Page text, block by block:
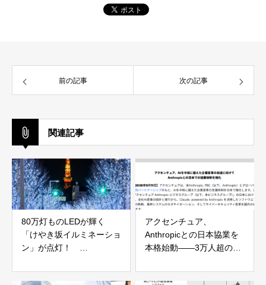
前の記事 次の記事
関連記事
80万灯ものLEDが輝く
「けやき坂イルミネーショ
ン」が点灯！
Christmas 2023』開催
アクセンチュア、
Anthropicとの日本協業を
本格始動——3万人超の
変革を支援